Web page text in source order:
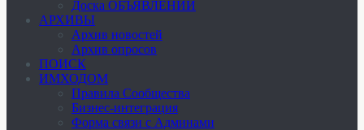
Доска ОБЪЯВЛЕНИЙ
АРХИВЫ
Архив новостей
Архив опросов
ПОИСК
ИМХОДОМ
Правила Сообщества
Бизнес-интеграция
Форма связи с Админами